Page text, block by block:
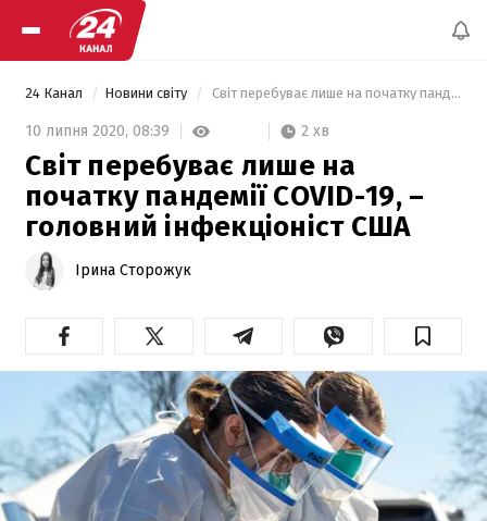
24 Канал Новини світу Світ перебуває лише на початку пандемії COVID-19, – головний інфекціоніст США
10 липня 2020, 08:39 2 хв
Світ перебуває лише на
початку пандемії COVID-19, –
головний інфекціоніст США
Ірина Сторожук